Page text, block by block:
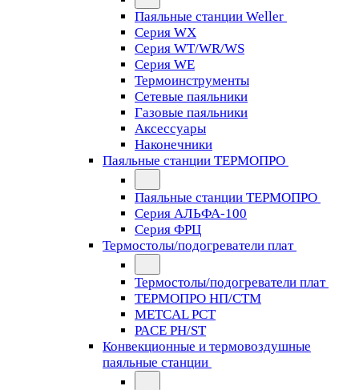
Паяльные станции Weller
Серия WX
Серия WT/WR/WS
Серия WE
Термоинструменты
Сетевые паяльники
Газовые паяльники
Аксессуары
Наконечники
Паяльные станции ТЕРМОПРО
Паяльные станции ТЕРМОПРО
Серия АЛЬФА-100
Серия ФРЦ
Термостолы/подогреватели плат
Термостолы/подогреватели плат
ТЕРМОПРО НП/СТМ
METCAL PCT
PACE PH/ST
Конвекционные и термовоздушные
паяльные станции